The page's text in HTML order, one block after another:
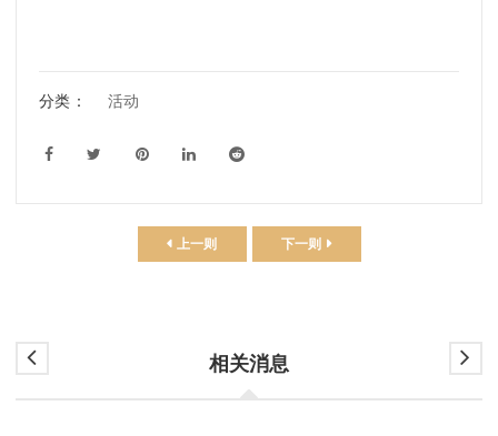
分类： 活动
上一则 下一则
相关消息